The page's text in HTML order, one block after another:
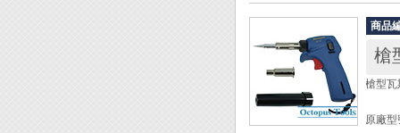
適用
◆ 附
過濾
◆ 打
全長
重量
烙鐵
瓦斯
適用
商品
槍
槍型
原廠